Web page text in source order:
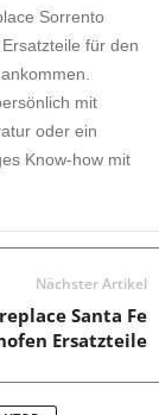
Sorrento
für den
mit
oder ein
Know-how mit
Nächster Artikel
Santa Fe
Ersatzteile